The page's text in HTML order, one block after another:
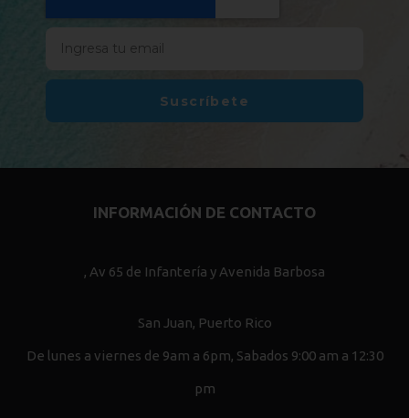
Suscríbete
INFORMACIÓN DE CONTACTO
, Av 65 de Infantería y Avenida Barbosa
San Juan, Puerto Rico
De lunes a viernes de 9am a 6pm, Sabados 9:00 am a 12:30
pm